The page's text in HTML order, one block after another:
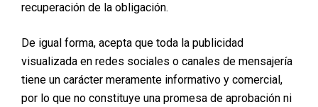
recuperación de la obligación.
De igual forma, acepta que toda la publicidad
visualizada en redes sociales o canales de mensajería
tiene un carácter meramente informativo y comercial,
por lo que no constituye una promesa de aprobación ni